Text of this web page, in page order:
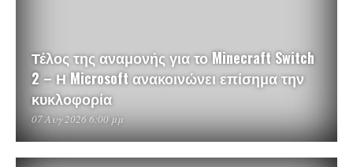
Τέλος της αναμονής για το Minecraft Switch
2 – Η Microsoft ανακοινώνει επίσημα την
κυκλοφορία
07 Αυγ 2026 6:00 μμ